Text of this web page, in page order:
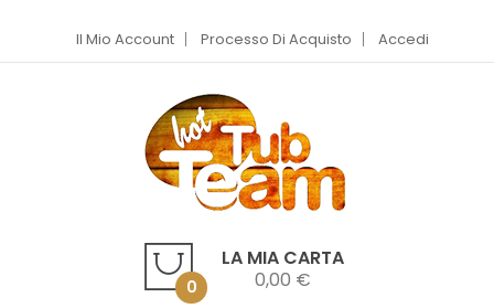
Il Mio Account Processo Di Acquisto Accedi
LA MIA CARTA
0 0,00 €